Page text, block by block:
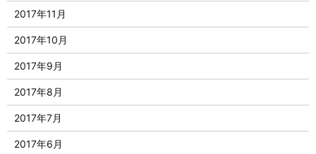
2017年11月
2017年10月
2017年9月
2017年8月
2017年7月
2017年6月